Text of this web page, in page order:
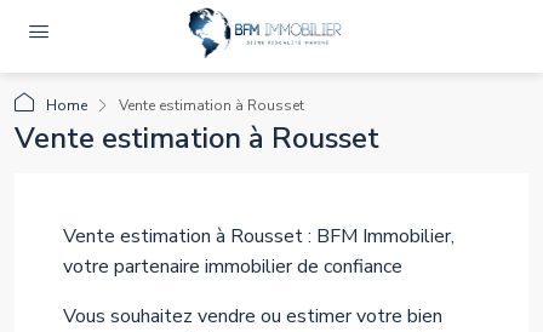
Home Vente estimation à Rousset
Vente estimation à Rousset
Vente estimation à Rousset : BFM Immobilier,
votre partenaire immobilier de confiance
Vous souhaitez vendre ou estimer votre bien